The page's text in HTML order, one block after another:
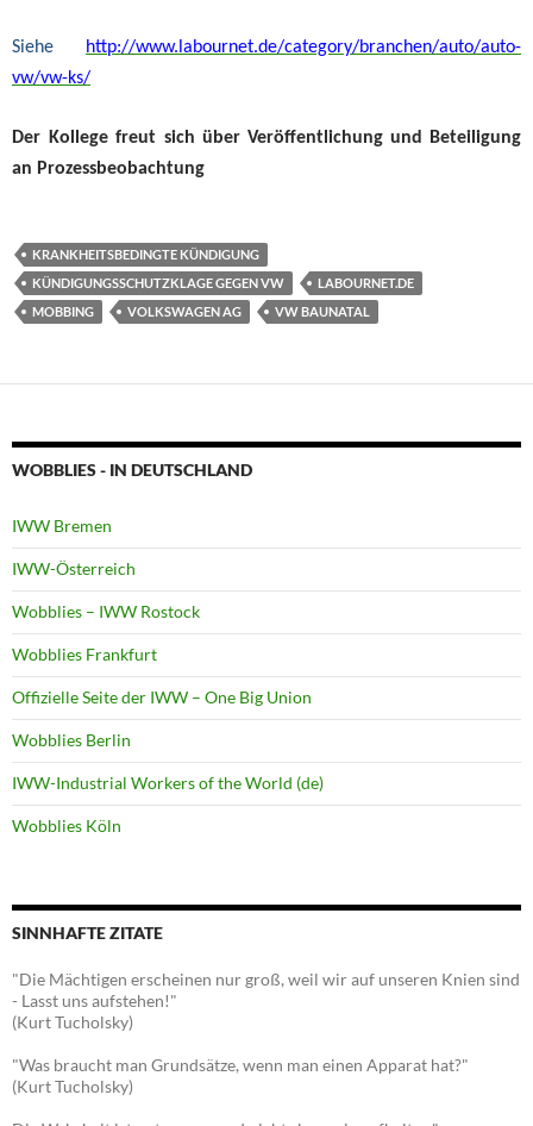
Siehe
http://www.labournet.de/category/branchen/auto/auto-
vw/vw-ks/
Der Kollege freut sich über Veröffentlichung und Beteiligung
an Prozessbeobachtung
KRANKHEITSBEDINGTE KÜNDIGUNG
KÜNDIGUNGSSCHUTZKLAGE GEGEN VW
LABOURNET.DE
MOBBING
VOLKSWAGEN AG VW BAUNATAL
WOBBLIES - IN DEUTSCHLAND
IWW Bremen
IWW-Österreich
Wobblies – IWW Rostock
Wobblies Frankfurt
Offizielle Seite der IWW – One Big Union
Wobblies Berlin
IWW-Industrial Workers of the World (de)
Wobblies Köln
SINNHAFTE ZITATE
"Die Mächtigen erscheinen nur groß, weil wir auf unseren Knien sind
- Lasst uns aufstehen!"
(Kurt Tucholsky)
"Was braucht man Grundsätze, wenn man einen Apparat hat?"
(Kurt Tucholsky)